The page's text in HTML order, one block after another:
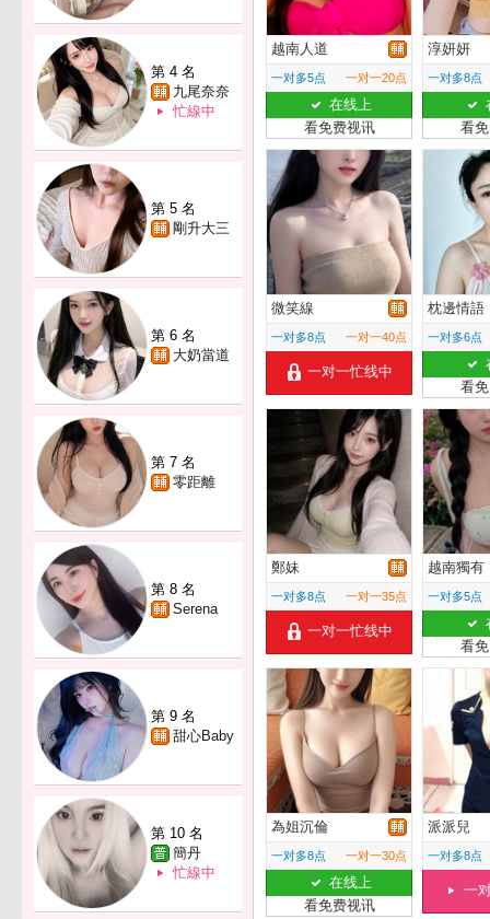
第 4 名
九尾奈奈
忙線中
第 5 名
剛升大三
第 6 名
大奶當道
第 7 名
零距離
第 8 名
Serena
第 9 名
甜心Baby
第 10 名
簡丹
忙線中
越南人道
一对多5点 一对一20点
在线上
看免费视讯
淳妍妍
一对多8点
看
微笑線
一对多8点 一对一40点
一对一忙线中
枕邊情語
一对多6点
看
鄭妹
一对多8点 一对一35点
一对一忙线中
越南獨有
一对多5点
看
為姐沉倫
一对多8点 一对一30点
在线上
看免费视讯
派派兒
一对多8点
一